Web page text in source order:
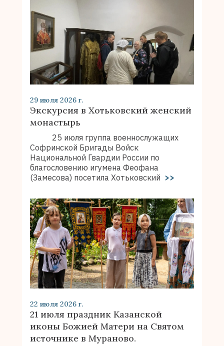
29 июля 2026 г.
Экскурсия в Хотьковский женский
монастырь
25 июля группа военнослужащих
Софринской Бригады Войск
Национальной Гвардии России по
благословению игумена Феофана
(Замесова) посетила Хотьковский >>
22 июля 2026 г.
21 июля праздник Казанской
иконы Божией Матери на Святом
источнике в Мураново.